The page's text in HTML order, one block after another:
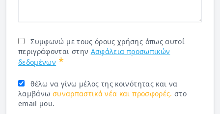
Συμφωνώ με τους όρους χρήσης όπως αυτοί
περιγράφονται στην Ασφάλεια προσωπικών
δεδομένων *
θέλω να γίνω μέλος της κοινότητας και να
λαμβάνω συναρπαστικά νέα και προσφορές. στο
email μου.